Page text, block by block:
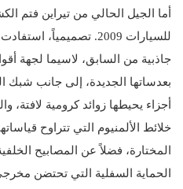
أما الجيل الحالي من تيراين فتم
للسيارات 2009.
جاذبية من السابق، لاسيما لجهة
بعدساتها الجديدة، إلى جانب شبك
أجزاء يحيطها زوائد كرومية لافتة،
المختارة، فضلاً عن المصابيح
الحماية السفلية التي تحتضن